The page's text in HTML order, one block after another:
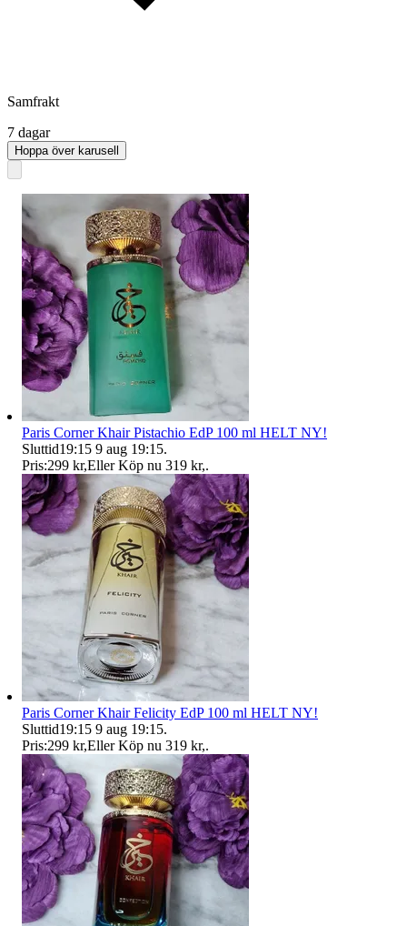
Samfrakt
7 dagar
Hoppa över karusell
Paris Corner Khair Pistachio EdP 100 ml HELT NY!
Sluttid19:15 9 aug 19:15.
Pris:299 kr,Eller Köp nu 319 kr,.
Paris Corner Khair Felicity EdP 100 ml HELT NY!
Sluttid19:15 9 aug 19:15.
Pris:299 kr,Eller Köp nu 319 kr,.